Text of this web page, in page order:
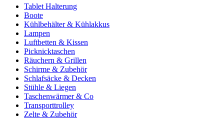
Tablet Halterung
Boote
Kühlbehälter & Kühlakkus
Lampen
Luftbetten & Kissen
Picknicktaschen
Räuchern & Grillen
Schirme & Zubehör
Schlafsäcke & Decken
Stühle & Liegen
Taschenwärmer & Co
Transporttrolley
Zelte & Zubehör